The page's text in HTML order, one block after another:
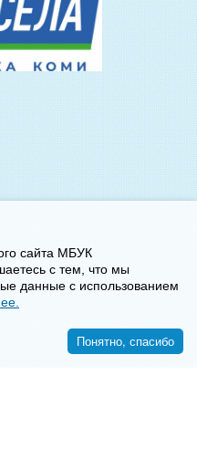
сайта МБУК
с тем, что мы
данные с использованием
Понятно, спасибо